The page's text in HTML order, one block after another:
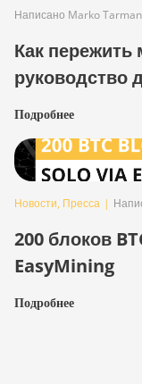
Написано Marko Tarman
Как
руководство
Подробнее
Новости, Пресса |
200 блоков
EasyMining
Подробнее